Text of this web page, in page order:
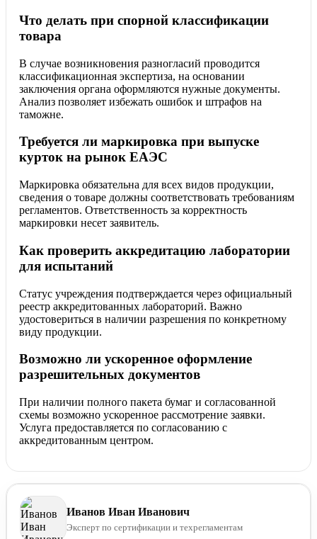
Что делать при спорной классификации
товара
В случае возникновения разногласий проводится
классификационная экспертиза, на основании
заключения органа оформляются нужные документы.
Анализ позволяет избежать ошибок и штрафов на
таможне.
Требуется ли маркировка при выпуске
курток на рынок ЕАЭС
Маркировка обязательна для всех видов продукции,
сведения о товаре должны соответствовать требованиям
регламентов. Ответственность за корректность
маркировки несет заявитель.
Как проверить аккредитацию лаборатории
для испытаний
Статус учреждения подтверждается через официальный
реестр аккредитованных лабораторий. Важно
удостовериться в наличии разрешения по конкретному
виду продукции.
Возможно ли ускоренное оформление
разрешительных документов
При наличии полного пакета бумаг и согласованной
схемы возможно ускоренное рассмотрение заявки.
Услуга предоставляется по согласованию с
аккредитованным центром.
Иванов Иван Иванович
Эксперт по сертификации и техрегламентам